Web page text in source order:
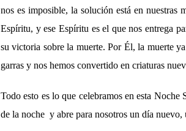
nos es imposible, la solución está en
Espíritu, y ese Espíritu es el que nos entrega
su victoria sobre la muerte. Por Él, la muerte
garras y nos hemos convertido en criaturas
Todo esto es lo que celebramos en esta
de la noche y abre para nosotros un día nuevo,